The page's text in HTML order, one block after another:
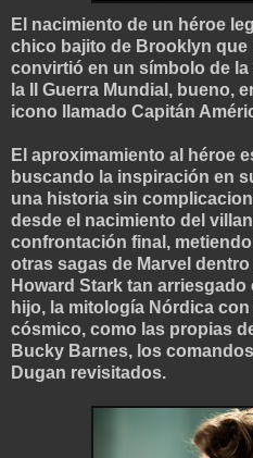
El nacimiento de un héroe
chico bajito de Brooklyn que
convirtió en un símbolo de
la II Guerra Mundial, bueno,
icono llamado Capitán
El aproximamiento al héroe
buscando la inspiración en
una historia sin
desde el nacimiento del
confrontación final,
otras sagas de Marvel
Howard Stark tan
hijo, la mitología Nórdica
cósmico, como las propias
Bucky Barnes, los
Dugan revisitados.